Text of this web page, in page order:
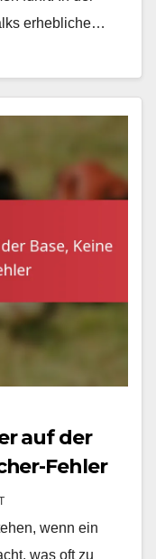
erhebliche…
auf der
Fehler
wenn ein
was oft zu